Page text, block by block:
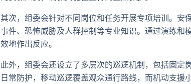
其次，组委会针对不同岗位和任务开展专项培训。
事件、恐怖威胁及人群控制等专业知识。通过演练
效地作出反应。
此外，组委会还设立了多层次的巡逻机制，包括固
日常防护，移动巡逻覆盖观众通行路线，而机动支